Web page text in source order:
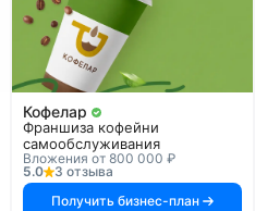
Кофелар
Франшиза кофейни
самообслуживания
Вложения от 800 000 ₽
5.0
3 отзыва
Получить бизнес-план